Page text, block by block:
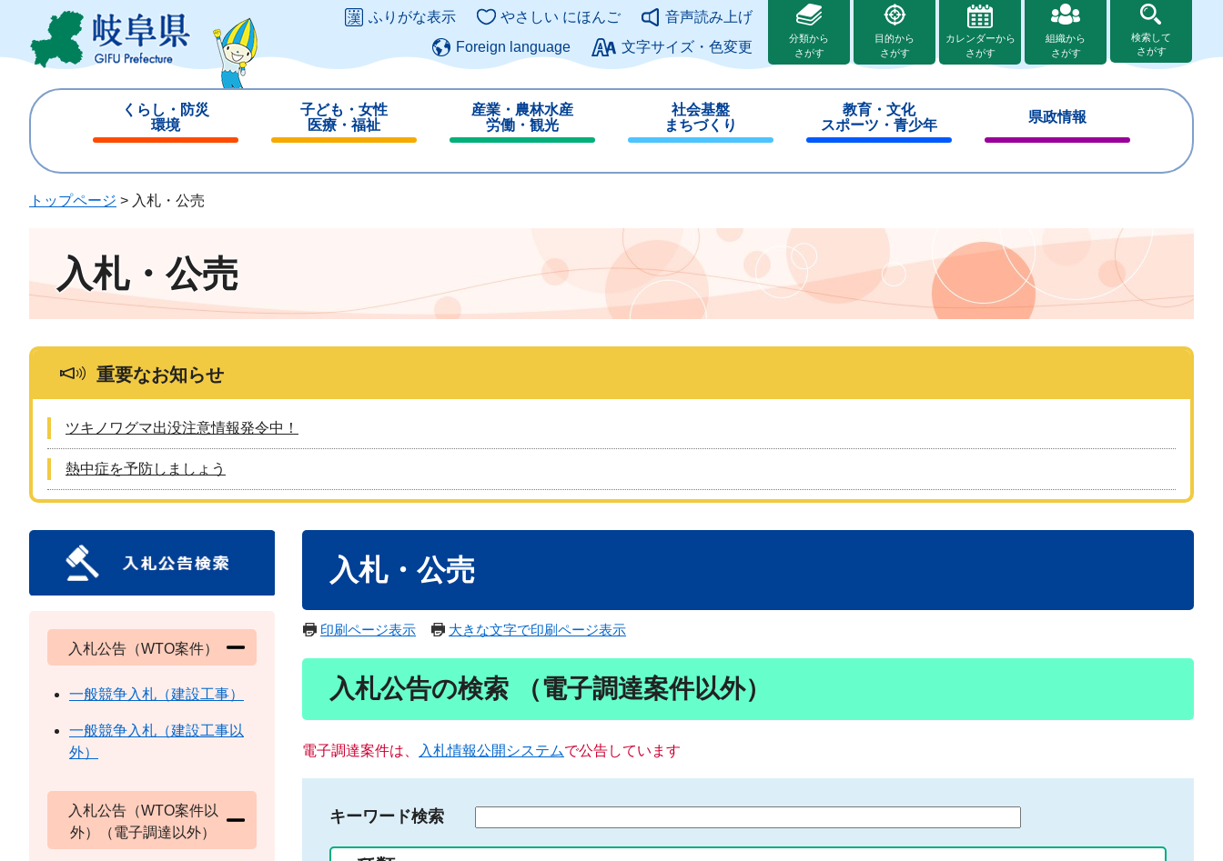
ジ
ュ
このページの本文へ
ふりがな表示 やさしい にほんご
音声読み上げ
Foreign language
文字サイズ・色変更
分類から
さがす
目的から
さがす
カレンダーから
さがす
組織から
さがす
検索して
さがす
くらし・防災
環境
じ
子ども・女性
医療・福祉
じ
産業・農林水産
労働・観光
じ
社会基盤
まちづくり
じ
教育・文化
スポーツ・青少年
じ
県政情報
じ
トップページ > 入札・公売
入札・公売
重要なお知らせ
ツキノワグマ出没注意情報発令中！
熱中症を予防しましょう
入札・公売
印刷ページ表示 大きな文字で印刷ページ表示
入札公告の検索 （電子調達案件以外）
電子調達案件は、 入札情報公開システムで公告しています
キーワード検索
入札公告（WTO案件）
一般競争入札（建設工事）
一般競争入札（建設工事以
外）
入札公告（WTO案件以
外）（電子調達以外）